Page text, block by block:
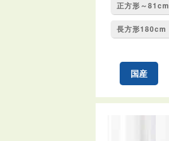
正方形～81cm
長方形180cm
国産